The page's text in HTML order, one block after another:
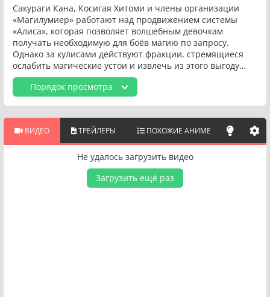
Сакураги Кана, Косигая Хитоми и члены организации
«Магилумиер» работают над продвижением системы
«Алиса», которая позволяет волшебным девочкам
получать необходимую для боёв магию по запросу.
Однако за кулисами действуют фракции, стремящиеся
ослабить магические устои и извлечь из этого выгоду…
Порядок просмотра
ВИДЕО ТРЕЙЛЕРЫ ПОХОЖИЕ АНИМЕ
Не удалось загрузить видео
Загрузить ещё раз